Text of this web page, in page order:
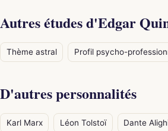
Autres études d'Edgar
Thème astral Profil psycho-
D'autres personnalités
Karl Marx Léon Tolstoï Dante